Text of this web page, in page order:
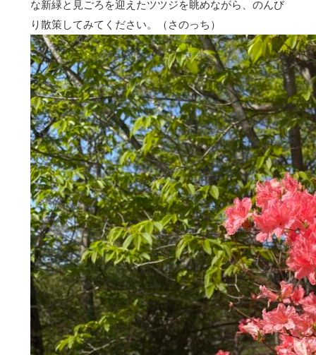
な新緑と見ごろを迎えたツツジを眺めながら、のんび
り散策してみてください。（さのっち）